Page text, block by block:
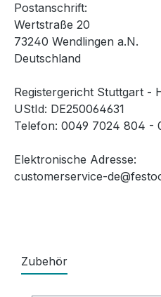
Postanschrift:
Wertstraße 20
73240 Wendlingen a.N.
Deutschland
Registergericht Stuttgart -
UStId: DE250064631
Telefon: 0049 7024 804 -
Elektronische Adresse:
customerservice-
Zubehör